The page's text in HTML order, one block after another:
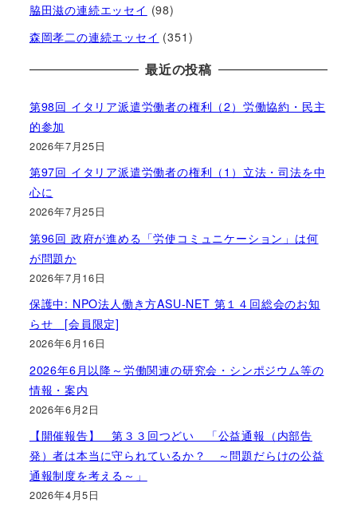
脇田滋の連続エッセイ (98)
森岡孝二の連続エッセイ (351)
最近の投稿
第98回 イタリア派遣労働者の権利（2）労働協約・民主
的参加
2026年7月25日
第97回 イタリア派遣労働者の権利（1）立法・司法を中
心に
2026年7月25日
第96回 政府が進める「労使コミュニケーション」は何
が問題か
2026年7月16日
保護中: NPO法人働き方ASU-NET 第１４回総会のお知
らせ [会員限定]
2026年6月16日
2026年6月以降～労働関連の研究会・シンポジウム等の
情報・案内
2026年6月2日
【開催報告】 第３３回つどい 「公益通報（内部告
発）者は本当に守られているか？ ～問題だらけの公益
通報制度を考える～」
2026年4月5日